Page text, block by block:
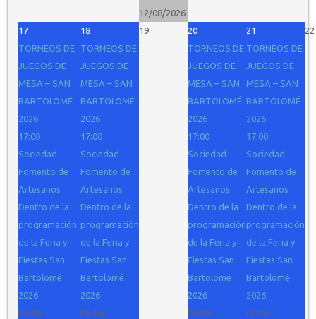
12/08/2026
17
TORNEOS DE
JUEGOS DE
MESA – SAN
BARTOLOMÉ
2026
17:00
Sociedad
Fomento de
Artesanos
Dentro de la
programación
de la Feria y
Fiestas San
Bartolomé
2026
Fecha :
18
TORNEOS DE
JUEGOS DE
MESA – SAN
BARTOLOMÉ
2026
17:00
Sociedad
Fomento de
Artesanos
Dentro de la
programación
de la Feria y
Fiestas San
Bartolomé
2026
Fecha :
19
20
TORNEOS DE
JUEGOS DE
MESA – SAN
BARTOLOMÉ
2026
17:00
Sociedad
Fomento de
Artesanos
Dentro de la
programación
de la Feria y
Fiestas San
Bartolomé
2026
Fecha :
21
TORNEOS DE
JUEGOS DE
MESA – SAN
BARTOLOMÉ
2026
17:00
Sociedad
Fomento de
Artesanos
Dentro de la
programación
de la Feria y
Fiestas San
Bartolomé
2026
Fecha :
22